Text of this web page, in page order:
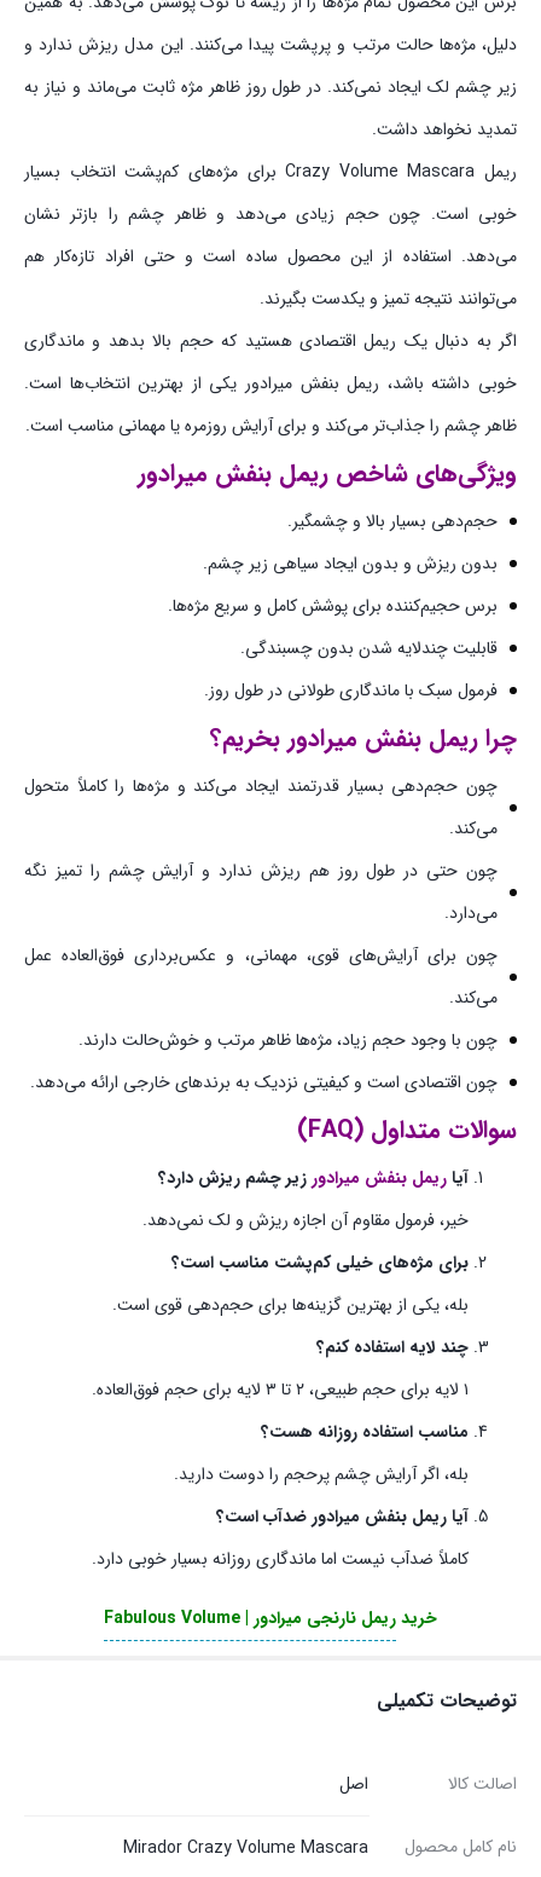
دلیل، مژه‌ها حالت مرتب و پرپشت پیدا می‌کنند. این مدل ریزش ندارد و
زیر چشم لک ایجاد نمی‌کند. در طول روز ظاهر مژه ثابت می‌ماند و نیاز به
تمدید نخواهد داشت.
ریمل Crazy Volume Mascara برای مژه‌های کم‌پشت انتخاب بسیار
خوبی است. چون حجم زیادی می‌دهد و ظاهر چشم را بازتر نشان
می‌دهد. استفاده از این محصول ساده است و حتی افراد تازه‌کار هم
می‌توانند نتیجه تمیز و یکدست بگیرند.
اگر به دنبال یک ریمل اقتصادی هستید که حجم بالا بدهد و ماندگاری
خوبی داشته باشد، ریمل بنفش میرادور یکی از بهترین انتخاب‌ها است.
ظاهر چشم را جذاب‌تر می‌کند و برای آرایش روزمره یا مهمانی مناسب است.
ویژگی‌های شاخص ریمل بنفش میرادور
حجم‌دهی بسیار بالا و چشمگیر.
بدون ریزش و بدون ایجاد سیاهی زیر چشم.
برس حجیم‌کننده برای پوشش کامل و سریع مژه‌ها.
قابلیت چندلایه شدن بدون چسبندگی.
فرمول سبک با ماندگاری طولانی در طول روز.
چرا ریمل بنفش میرادور بخریم؟
چون حجم‌دهی بسیار قدرتمند ایجاد می‌کند و مژه‌ها را کاملاً متحول
می‌کند.
چون حتی در طول روز هم ریزش ندارد و آرایش چشم را تمیز نگه
می‌دارد.
چون برای آرایش‌های قوی، مهمانی، و عکس‌برداری فوق‌العاده عمل
می‌کند.
چون با وجود حجم زیاد، مژه‌ها ظاهر مرتب و خوش‌حالت دارند.
چون اقتصادی است و کیفیتی نزدیک به برندهای خارجی ارائه می‌دهد.
سوالات متداول (FAQ)
آیا ریمل بنفش میرادور زیر چشم ریزش دارد؟
خیر، فرمول مقاوم آن اجازه ریزش و لک نمی‌دهد.
برای مژه‌های خیلی کم‌پشت مناسب است؟
بله، یکی از بهترین گزینه‌ها برای حجم‌دهی قوی است.
چند لایه استفاده کنم؟
۱ لایه برای حجم طبیعی، ۲ تا ۳ لایه برای حجم فوق‌العاده.
مناسب استفاده روزانه هست؟
بله، اگر آرایش چشم پرحجم را دوست دارید.
آیا ریمل بنفش میرادور ضدآب است؟
کاملاً ضدآب نیست اما ماندگاری روزانه بسیار خوبی دارد.
خریدریمل نارنجی میرادور | Fabulous Volume
توضیحات تکمیلی
اصالت کالا اصل
نام کامل محصول Mirador Crazy Volume Mascara